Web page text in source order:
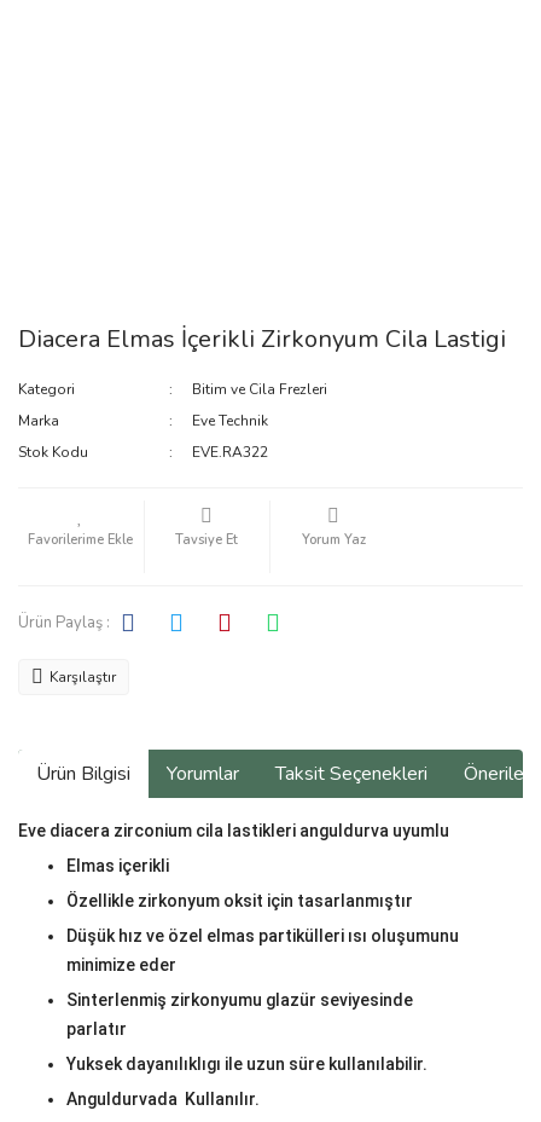
Diacera Elmas İçerikli Zirkonyum Cila Lastigi
Kategori
Bitim ve Cila Frezleri
Marka
Eve Technik
Stok Kodu
EVE.RA322
Tavsiye Et Yorum Yaz
Ürün Paylaş :
Karşılaştır
Ürün Bilgisi Yorumlar Taksit Seçenekleri
Eve diacera zirconium cila lastikleri anguldurva uyumlu
Elmas içerikli
Özellikle zirkonyum oksit için tasarlanmıştır
Düşük hız ve özel elmas partikülleri ısı oluşumunu
minimize eder
Sinterlenmiş zirkonyumu glazür seviyesinde
parlatır
Yuksek dayanılıklıgı ile uzun süre kullanılabilir.
Anguldurvada Kullanılır.